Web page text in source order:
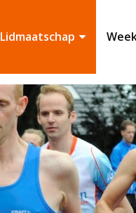
Lidmaatschap